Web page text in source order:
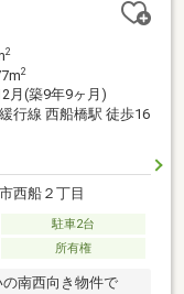
2
2
月(築9年9ヶ月)
行線 西船橋駅 徒歩16
西船２丁目
駐車2台
所有権
南西向き物件で